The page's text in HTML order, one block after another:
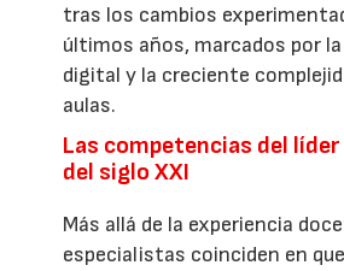
tras los cambios
últimos años, marcados por
digital y la creciente
aulas.
Las competencias del
del siglo XXI
Más allá de la experiencia
especialistas coinciden en